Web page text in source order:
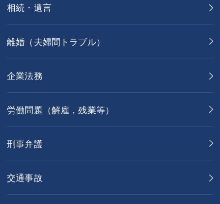
相続・遺言
離婚（夫婦間トラブル）
企業法務
労働問題（解雇，残業等）
刑事弁護
交通事故